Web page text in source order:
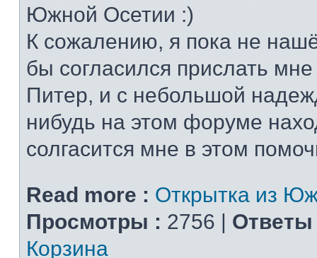
Южной Осетии :)
К сожалению, я пока не
бы согласился прислать
Питер, и с небольшой
нибудь на этом форуме
солгасится мне в этом
Read more : Открытка из
Просмотры : 2756 | Ответы
Корзина